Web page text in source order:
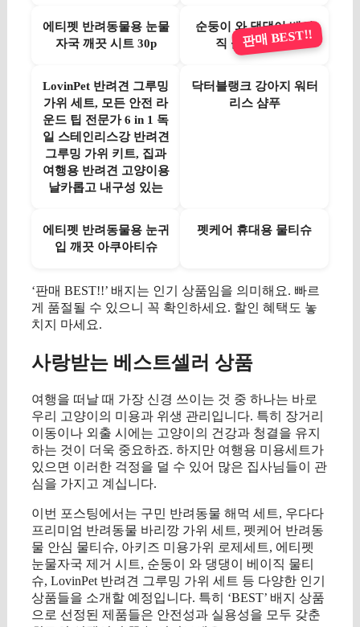
에티펫 반려동물용 눈물
자국 깨끗 시트 30p
순둥이 와 댕댕이 베이
직 물티슈 캡형
판매 BEST!!
LovinPet 반려견 그루밍
가위 세트, 모든 안전 라
운드 팁 전문가 6 in 1 독
일 스테인리스강 반려견
그루밍 가위 키트, 집과
여행용 반려견 고양이용
날카롭고 내구성 있는
닥터블랭크 강아지 워터
리스 샴푸
에티펫 반려동물용 눈귀
입 깨끗 아쿠아티슈
펫케어 휴대용 물티슈
‘판매 BEST!!’ 배지는 인기 상품임을 의미해요. 빠르
게 품절될 수 있으니 꼭 확인하세요. 할인 혜택도 놓
치지 마세요.
사랑받는 베스트셀러 상품
여행을 떠날 때 가장 신경 쓰이는 것 중 하나는 바로
우리 고양이의 미용과 위생 관리입니다. 특히 장거리
이동이나 외출 시에는 고양이의 건강과 청결을 유지
하는 것이 더욱 중요하죠. 하지만 여행용 미용세트가
있으면 이러한 걱정을 덜 수 있어 많은 집사님들이 관
심을 가지고 계십니다.
이번 포스팅에서는 구민 반려동물 해먹 세트, 우다다
프리미엄 반려동물 바리깡 가위 세트, 펫케어 반려동
물 안심 물티슈, 아키즈 미용가위 로제세트, 에티펫
눈물자국 제거 시트, 순둥이 와 댕댕이 베이직 물티
슈, LovinPet 반려견 그루밍 가위 세트 등 다양한 인기
상품들을 소개할 예정입니다. 특히 ‘BEST’ 배지 상품
으로 선정된 제품들은 안전성과 실용성을 모두 갖춘